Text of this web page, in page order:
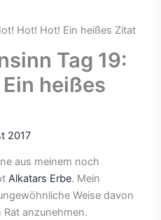
Hot! Hot! Ein heißes Zitat
Tag 19:
heißes
2017
aus meinem noch
Alkatars Erbe. Mein
Weise davon
anzunehmen.